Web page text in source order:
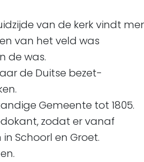
van de kerk vindt
van het veld was
de was.
de Duitse bezet-
Gemeente tot 1805.
zodat er vanaf
Schoorl en Groet.